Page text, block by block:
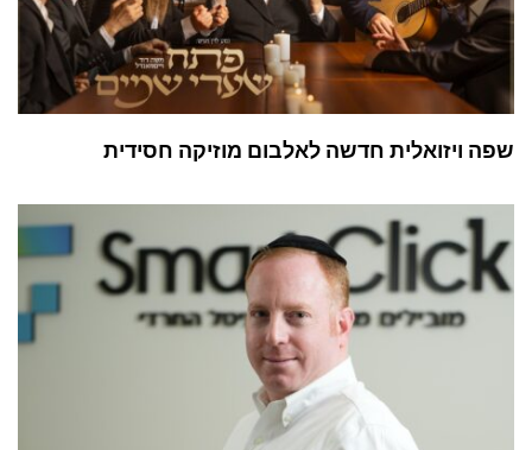
שפה ויזואלית חדשה לאלבום מוזיקה חסידית